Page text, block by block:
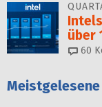
über
60